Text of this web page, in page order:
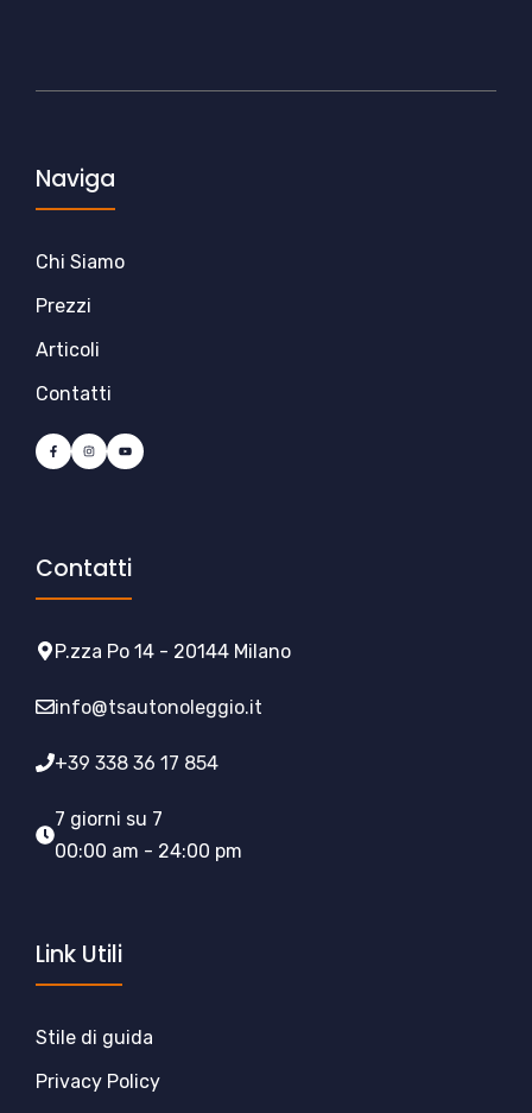
Naviga
Chi Siamo
Prezzi
Articoli
Contatti
Contatti
P.zza Po 14 - 20144 Milano
info@tsautonoleggio.it
+39 338 36 17 854
7 giorni su 7
00:00 am - 24:00 pm
Link Utili
Stile di guida
Privacy Policy